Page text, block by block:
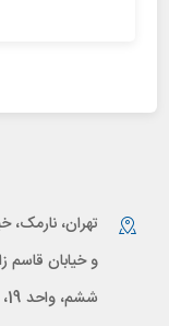
تهران، نارمک،
ششم، واحد 19، کد پستی: 1646668634